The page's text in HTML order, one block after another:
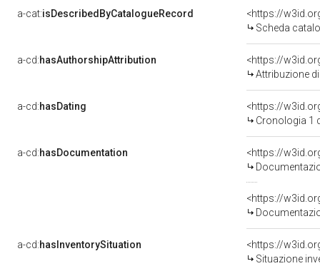
a-cat:isDescribedByCatalogueRecord
<https://
Scheda
a-cd:hasAuthorshipAttribution
Attribuzione
a-cd:hasDating
<https://
Cronologia 1
a-cd:hasDocumentation
a-cd:hasInventorySituation
<https://
Situazione